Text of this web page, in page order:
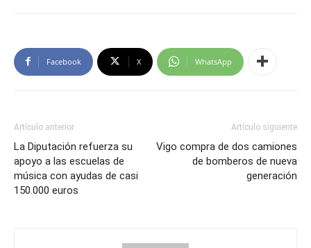
Facebook X WhatsApp
Artículo anterior
La Diputación refuerza su
apoyo a las escuelas de
música con ayudas de casi
150.000 euros
Artículo siguiente
Vigo compra de dos camiones
de bomberos de nueva
generación